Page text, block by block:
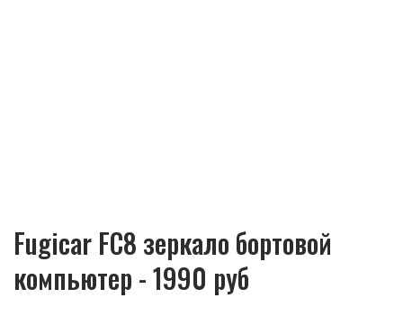
Fugicar FC8 зеркало бортовой
компьютер - 1990 руб